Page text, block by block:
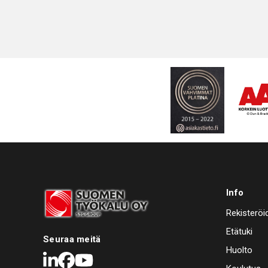
Seuraa meitä
LinkedIn
Facebook
Youtube
Info
Etätuki
Huolto